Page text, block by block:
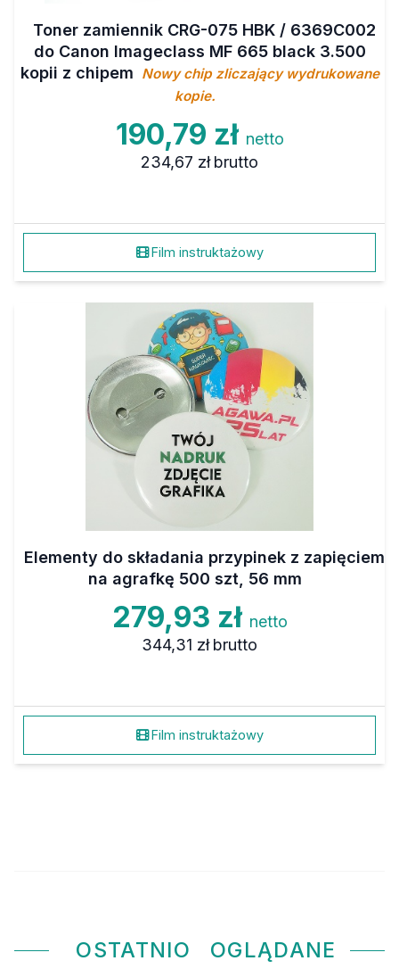
Toner zamiennik CRG-075 HBK / 6369C002
do Canon Imageclass MF 665 black 3.500
kopii z chipem Nowy chip zliczający wydrukowane
kopie.
190,79 zł netto
234,67 zł brutto
Film instruktażowy
Elementy do składania przypinek z zapięciem
na agrafkę 500 szt, 56 mm
279,93 zł netto
344,31 zł brutto
Film instruktażowy
OSTATNIO OGLĄDANE